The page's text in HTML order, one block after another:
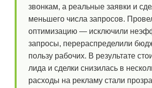
звонкам, а реальные заявки и
меньшего числа запросов.
оптимизацию — исключили
запросы, перераспределили
пользу рабочих. В результате
лида и сделки снизилась в
расходы на рекламу стали